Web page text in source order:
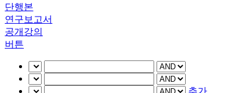
단행본
연구보고서
공개강의
버튼
추가